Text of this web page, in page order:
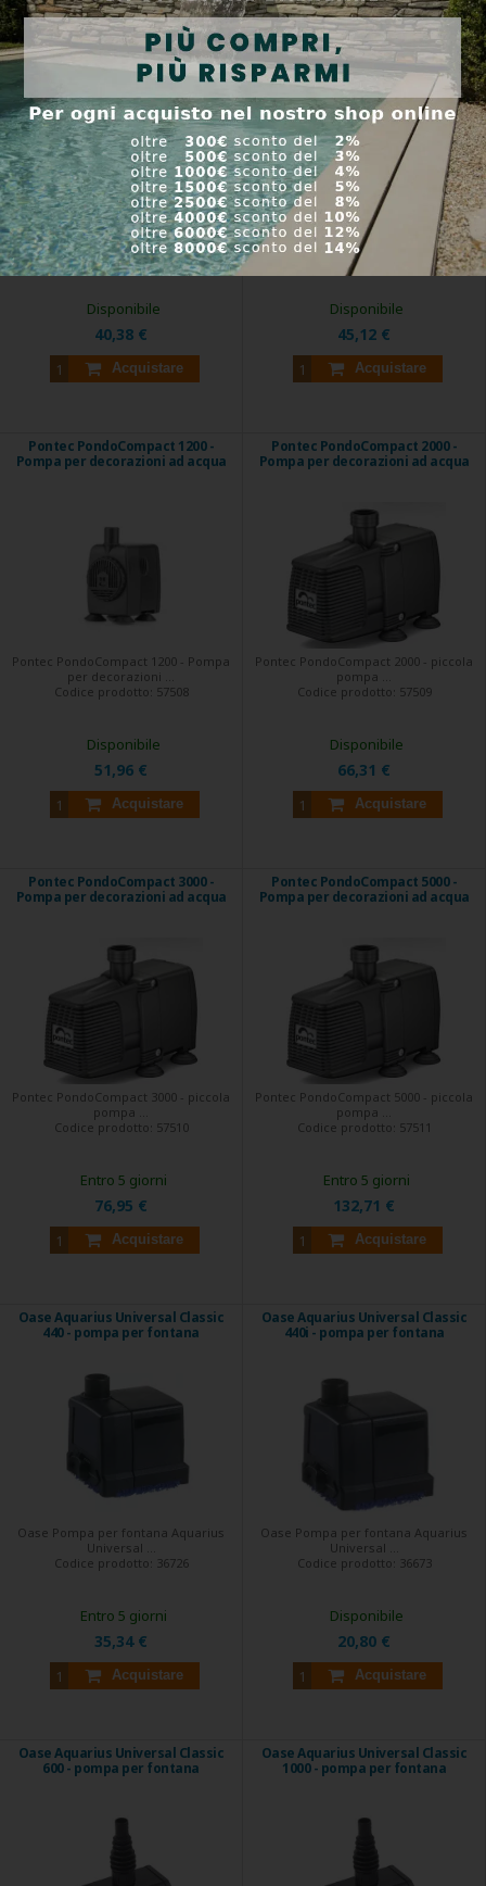
Pontec PondoCompact 600 -
Pompa per fontane e decorazioni
ad acqua
Pontec PondoCompact 600 - piccola
pompa da ...
Codice prodotto:57507
40,38 €
Acquistare
Disponibile
Pontec PondoCompact 800 -
Pompa per decorazioni ad acqua
Pontec PondoCompact 800 - pompa
da esterno ...
Codice prodotto:
45,12 €
Acquistare
Disponibile
Pontec PondoCompact 1200 -
Pompa per decorazioni ad acqua
Pontec PondoCompact 1200 - Pompa
per decorazioni ...
Codice prodotto: 57508
51,96 €
Acquistare
Disponibile
Pontec PondoCompact 2000 -
Pompa per decorazioni ad acqua
Pontec PondoCompact 2000 - piccola
pompa ...
Codice prodotto: 57509
66,31 €
Acquistare
Disponibile
Pontec PondoCompact 3000 -
Pompa per decorazioni ad acqua
Pontec PondoCompact 3000 - piccola
pompa ...
Codice prodotto: 57510
76,95 €
Acquistare
Entro 5 giorni
Pontec PondoCompact 5000 -
Pompa per decorazioni ad acqua
Pontec PondoCompact 5000 - piccola
pompa ...
Codice prodotto: 57511
132,71 €
Acquistare
Entro 5 giorni
Oase Aquarius Universal Classic
440 - pompa per fontana
Oase Pompa per fontana Aquarius
Universal ...
Codice prodotto: 36726
35,34 €
Acquistare
Entro 5 giorni
Oase Aquarius Universal Classic
440i - pompa per fontana
Oase Pompa per fontana Aquarius
Universal ...
Codice prodotto: 36673
20,80 €
Acquistare
Disponibile
Oase Aquarius Universal Classic
600 - pompa per fontana
Oase Aquarius Universal Classic
1000 - pompa per fontana